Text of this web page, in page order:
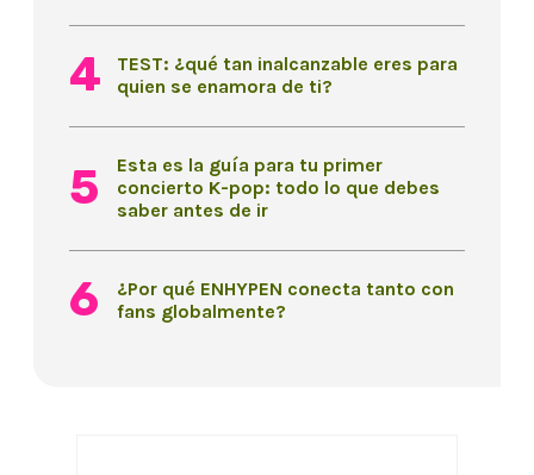
TEST: ¿qué tan inalcanzable eres para
quien se enamora de ti?
Esta es la guía para tu primer
concierto K-pop: todo lo que debes
saber antes de ir
¿Por qué ENHYPEN conecta tanto con
fans globalmente?